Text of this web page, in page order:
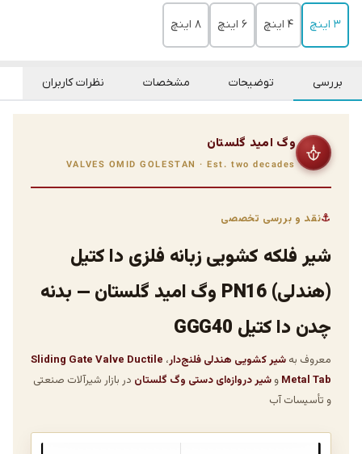
3 اینچ 4 اینچ 6 اینچ 8 اینچ
بررسی توضیحات مشخصات نظرات کاربران
وگ امید گلستان
VALVES OMID GOLESTAN · Est. two decades
نقد و بررسی تخصصی
شیر فلکه کشویی زبانه فلزی دا کتیل
(هندلی) PN16 وگ امید گلستان — بدنه
چدن دا کتیل GGG40
معروف به شیر کشویی هندلی فلنج‌دار، Sliding Gate Valve Ductile
Metal Tab و شیر دروازه‌ای دستی وگ گلستان در بازار شیرآلات صنعتی
و تأسیسات آب